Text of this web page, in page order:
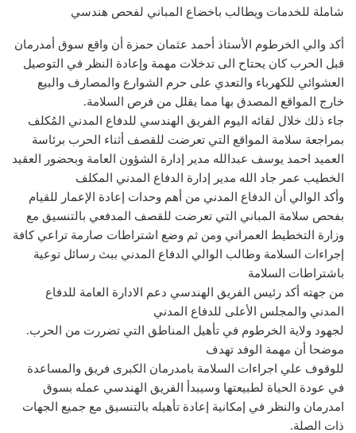
شاملة للخدمات ويطالب باخضاع المباني لفحص هندسي
أكد والي الخرطوم الأستاذ أحمد عثمان حمزة أن واقع سوق أمدرمان
قبل الحرب كان يحتاح الى تدخلات مهمة وإعادة النظر في التوصيل
العشوائي للكهرباء والتعدي على حرم الشوارع والمصارف والبيع
خارج المواقع المصدق بها مما يقلل من فرص السلامة.
جاء ذلك خلال لقائه اليوم الفريق الهندسي للدفاع المدني المُكلف
بمراجعة سلامة المواقع التي تعرضت للقصف أثناء الحرب برئاسة
العميد احمد يوسف عبدالله مدير إدارة الشؤون العامة وبحضور العقيد
الخطيب عمر جاد الله مدير إدارة الدفاع المدني المكلف
وأكد الوالي أن الدفاع المدني من أهم وحدات إعادة الإعمار للقيام
بفحص سلامة المباني التي تعرضت للقصف المدفعي بالتنسيق مع
وزارة التخطيط العمراني ومن ثم وضع اشتراطات صارمة تراعي كافة
إجراءات السلامة وطالب الوالي الدفاع المدني ببث رسائل توعية
باشتراطات السلامة
من جهته أكد رئيس الفريق الهندسي دعم الادارة العامة للدفاع
المدني والمجلس الأعلى للدفاع المدني
لجهود ولاية الخرطوم في تأهيل المناطق التي تضررت من الحرب.
موضحا أن مهمة الوفد تهدف
للوقوف علي اجراءات السلامة بامدرمان الكبرى فريق والمساعدة
في عودة الحياة لطبيعتها وسيبدأ الفريق الهندسي عمله بسوق
امدرمان والنظر في إمكانية إعادة تأهيله بالتنسيق مع جميع الجهات
ذات الصلة.